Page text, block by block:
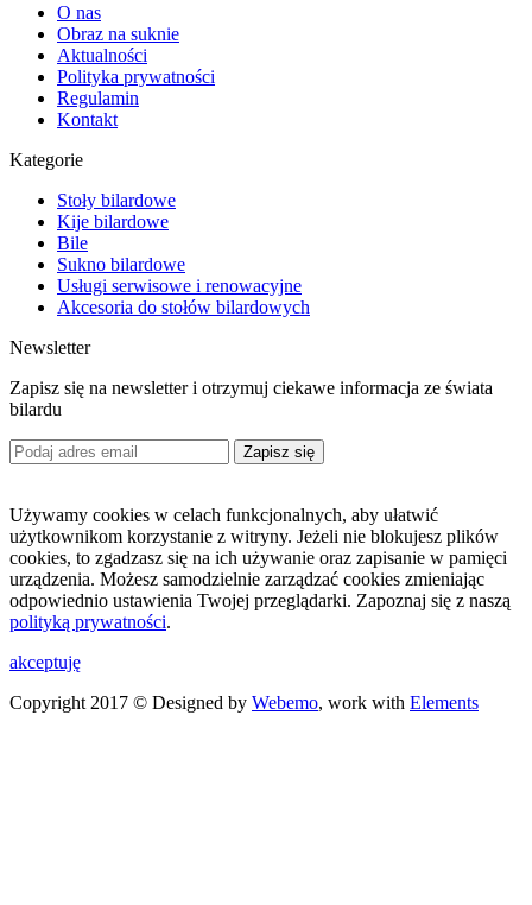
O nas
Obraz na suknie
Aktualności
Polityka prywatności
Regulamin
Kontakt
Kategorie
Stoły bilardowe
Kije bilardowe
Bile
Sukno bilardowe
Usługi serwisowe i renowacyjne
Akcesoria do stołów bilardowych
Newsletter
Zapisz się na newsletter i otrzymuj ciekawe informacja ze świata
bilardu
Zapisz się
Używamy cookies w celach funkcjonalnych, aby ułatwić
użytkownikom korzystanie z witryny. Jeżeli nie blokujesz plików
cookies, to zgadzasz się na ich używanie oraz zapisanie w pamięci
urządzenia. Możesz samodzielnie zarządzać cookies zmieniając
odpowiednio ustawienia Twojej przeglądarki. Zapoznaj się z naszą
polityką prywatności.
akceptuję
Copyright 2017 © Designed by Webemo, work with Elements